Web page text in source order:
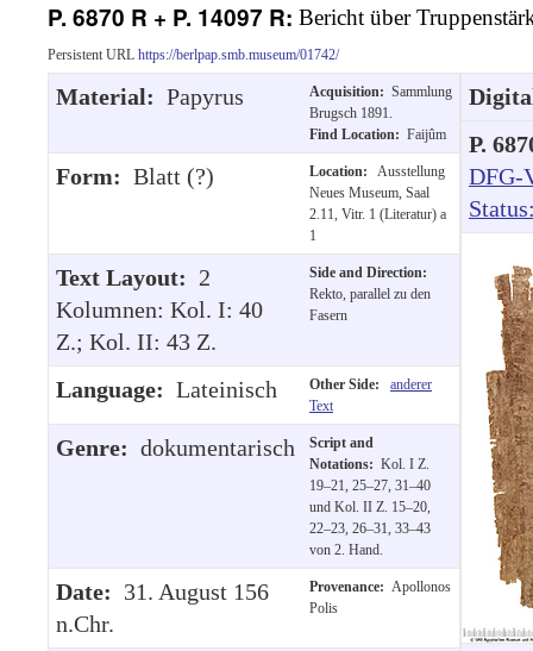
P. 6870 R + P. 14097 R: Bericht über
Persistent URL https://berlpap.smb.museum/01742/
Material: Papyrus Acquisition: Sammlung
Brugsch 1891.
Find Location: Faijûm
Form: Blatt (?) Location:
Ausstellung
Neues Museum, Saal
2.11, Vitr. 1 (Literatur) a
1
Text Layout: 2
Kolumnen: Kol. I: 40
Z.; Kol. II: 43 Z.
Side and Direction:
Rekto, parallel zu den
Fasern
Language: Lateinisch Other Side:
anderer
Text
Genre: dokumentarisch
Script and
Notations: Kol. I Z.
19–21, 25–27, 31–40
und Kol. II Z. 15–20,
22–23, 26–31, 33–43
von 2. Hand.
Date: 31. August 156
n.Chr.
Provenance: Apollonos
Polis
P.
DFG-